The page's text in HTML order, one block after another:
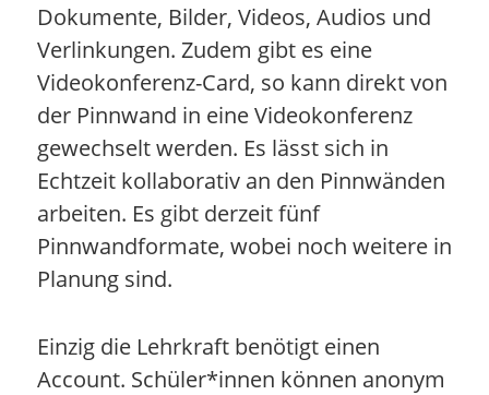
Dokumente, Bilder, Videos, Audios und
Verlinkungen. Zudem gibt es eine
Videokonferenz-Card, so kann direkt von
der Pinnwand in eine Videokonferenz
gewechselt werden. Es lässt sich in
Echtzeit kollaborativ an den Pinnwänden
arbeiten. Es gibt derzeit fünf
Pinnwandformate, wobei noch weitere in
Planung sind.
Einzig die Lehrkraft benötigt einen
Account. Schüler*innen können anonym